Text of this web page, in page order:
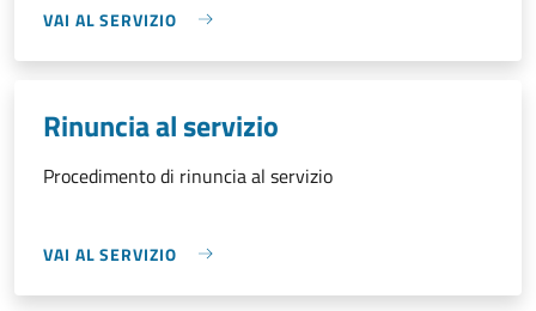
VAI AL SERVIZIO
Rinuncia al servizio
Procedimento di rinuncia al servizio
VAI AL SERVIZIO